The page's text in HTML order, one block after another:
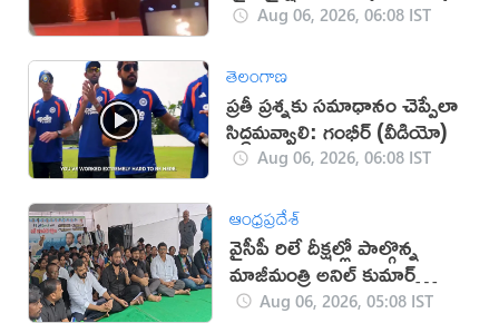
Aug 06, 2026, 06:08 IST
తెలంగాణ
ప్రతీ ప్రశ్నకు సమాధానం చెప్పేలా
సిద్ధమవ్వాలి: గంభీర్ (వీడియో)
Aug 06, 2026, 06:08 IST
ఆంధ్రప్రదేశ్
వైసీపీ రిలే దీక్షల్లో పాల్గొన్న
మాజీమంత్రి అనిల్ కుమార్
యాదవ్Aug 06, 2026, 05:08 IST